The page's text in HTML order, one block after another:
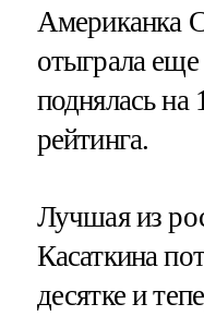
Американка
отыграла
поднялась
рейтинга.
Лучшая из
Касаткина
десятке и